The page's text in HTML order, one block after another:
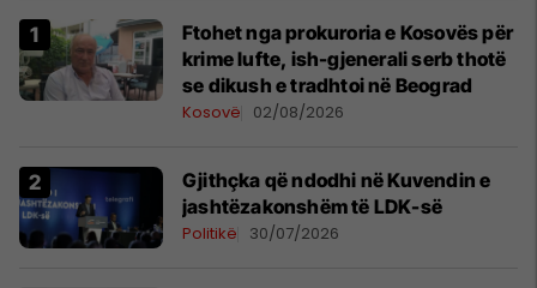
Ftohet nga prokuroria e Kosovës për
krime lufte, ish-gjenerali serb thotë
se dikush e tradhtoi në Beograd
Kosovë 02/08/2026
Gjithçka që ndodhi në Kuvendin e
jashtëzakonshëm të LDK-së
Politikë 30/07/2026